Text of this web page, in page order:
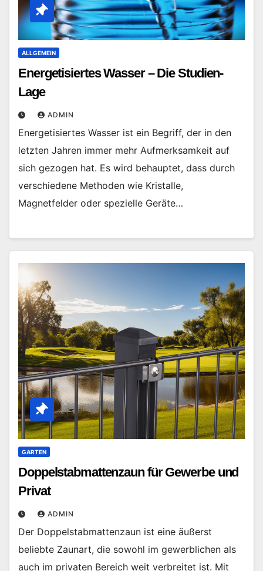
ALLGEMEIN
Energetisiertes Wasser – Die Studien-
Lage
ADMIN
Energetisiertes Wasser ist ein Begriff, der in den
letzten Jahren immer mehr Aufmerksamkeit auf
sich gezogen hat. Es wird behauptet, dass durch
verschiedene Methoden wie Kristalle,
Magnetfelder oder spezielle Geräte…
GARTEN
Doppelstabmattenzaun für Gewerbe und
Privat
ADMIN
Der Doppelstabmattenzaun ist eine äußerst
beliebte Zaunart, die sowohl im gewerblichen als
auch im privaten Bereich weit verbreitet ist. Mit